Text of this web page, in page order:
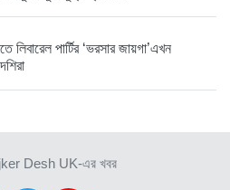
লিবারেল পার্টির ‘ভরসার জায়গা’এখন
Desh UK-এর খবর